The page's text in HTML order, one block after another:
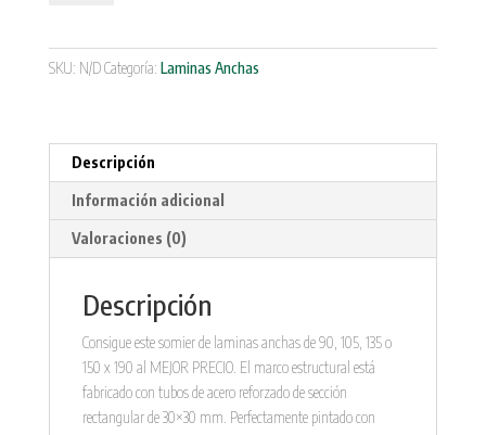
SKU: N/DCategoría: Laminas Anchas
Descripción
Información adicional
Valoraciones (0)
Descripción
Consigue este somier de laminas anchas de 90, 105, 135 o
150 x 190 al MEJOR PRECIO. El marco estructural está
fabricado con tubos de acero reforzado de sección
rectangular de 30×30 mm. Perfectamente pintado con